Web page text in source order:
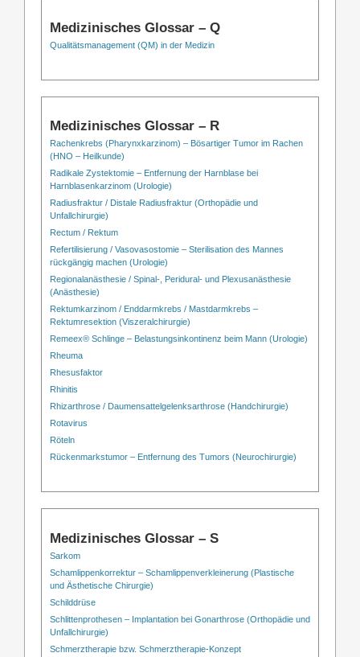
Medizinisches Glossar – Q
Qualitätsmanagement (QM) in der Medizin
Medizinisches Glossar – R
Rachenkrebs (Pharynxkarzinom) – Bösartiger Tumor im Rachen
(HNO – Heilkunde)
Radikale Zystektomie – Entfernung der Harnblase bei
Harnblasenkarzinom (Urologie)
Radiusfraktur / Distale Radiusfraktur (Orthopädie und
Unfallchirurgie)
Rectum / Rektum
Refertilisierung / Vasovasostomie – Sterilisation des Mannes
rückgängig machen (Urologie)
Regionalanästhesie / Spinal-, Peridural- und Plexusanästhesie
(Anästhesie)
Rektumkarzinom / Enddarmkrebs / Mastdarmkrebs –
Rektumresektion (Viszeralchirurgie)
Remeex® Schlinge – Belastungsinkontinenz beim Mann (Urologie)
Rheuma
Rhesusfaktor
Rhinitis
Rhizarthrose / Daumensattelgelenksarthrose (Handchirurgie)
Rotavirus
Röteln
Rückenmarkstumor – Entfernung des Tumors (Neurochirurgie)
Medizinisches Glossar – S
Sarkom
Schamlippenkorrektur – Schamlippenverkleinerung (Plastische
und Ästhetische Chirurgie)
Schilddrüse
Schlittenprothesen – Implantation bei Gonarthrose (Orthopädie und
Unfallchirurgie)
Schmerztherapie bzw. Schmerztherapie-Konzept